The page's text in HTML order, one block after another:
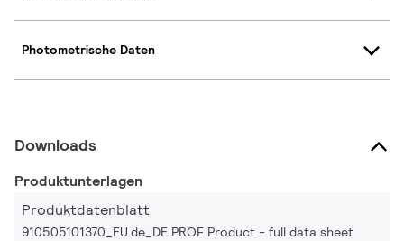
Photometrische Daten
Downloads
Produktunterlagen
Produktdatenblatt
910505101370_EU.de_DE.PROF Product - full data sheet